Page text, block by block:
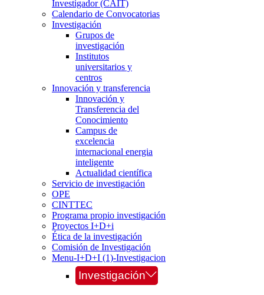
Investigador (CAIT)
Calendario de Convocatorias
Investigación
Grupos de
investigación
Institutos
universitarios y
centros
Innovación y transferencia
Innovación y
Transferencia del
Conocimiento
Campus de
excelencia
internacional energia
inteligente
Actualidad científica
Servicio de investigación
OPE
CINTTEC
Programa propio investigación
Proyectos I+D+i
Ética de la investigación
Comisión de Investigación
Menu-I+D+I (1)-Investigacion
Investigación